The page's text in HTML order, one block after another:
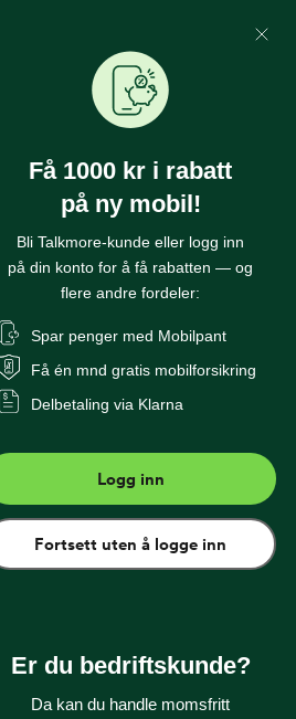
Mine Sider
Mobiltelefoner InternettSikkerhet
Få 1000 kr i rabatt
på ny mobil!
Bli Talkmore-kunde eller logg inn
på din konto for å få rabatten — og
flere andre fordeler:
Spar penger med Mobilpant
Få én mnd gratis mobilforsikring
Delbetaling via Klarna
Logg inn
Fortsett uten å logge inn
Er du bedriftskunde?
Da kan du handle momsfritt